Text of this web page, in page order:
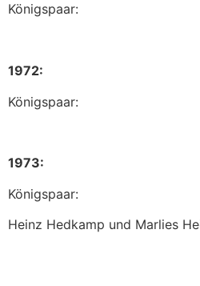
Königspaar:
1972:
Königspaar:
1973:
Königspaar:
Heinz Hedkamp und Marlies